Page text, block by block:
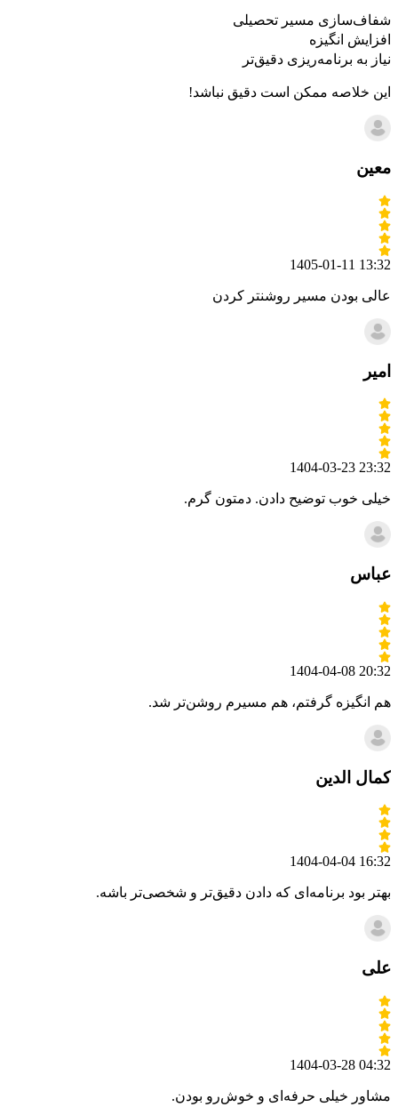
شفاف‌سازی مسیر تحصیلی
افزایش انگیزه
نیاز به برنامه‌ریزی دقیق‌تر
این خلاصه ممکن است دقیق نباشد!
معین
1405-01-11 13:32
عالی بودن مسیر روشنتر کردن
امیر
1404-03-23 23:32
خیلی خوب توضیح دادن. دمتون گرم.
عباس
1404-04-08 20:32
هم انگیزه گرفتم، هم مسیرم روشن‌تر شد.
کمال الدین
1404-04-04 16:32
بهتر بود برنامه‌ای که دادن دقیق‌تر و شخصی‌تر باشه.
علی
1404-03-28 04:32
مشاور خیلی حرفه‌ای و خوش‌رو بودن.